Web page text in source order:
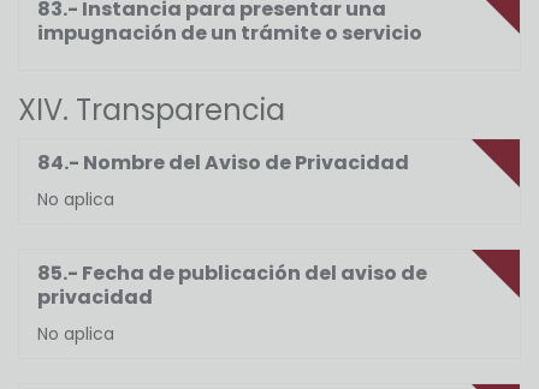
83.- Instancia para presentar una
impugnación de un trámite o servicio
XIV. Transparencia
84.- Nombre del Aviso de Privacidad
No aplica
85.- Fecha de publicación del aviso de
privacidad
No aplica